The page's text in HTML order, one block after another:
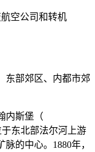
空公司和转机
东部郊区、内都市郊
内斯堡（
于东北部法尔河上游
的中心。1880年，